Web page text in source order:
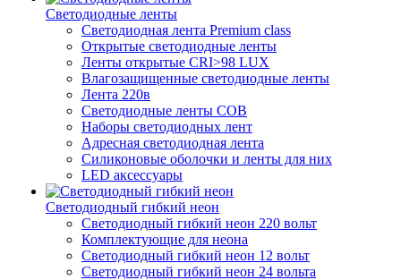
Светодиодные ленты
Светодиодная лента Premium class
Открытые светодиодные ленты
Ленты открытые CRI>98 LUX
Влагозащищенные светодиодные ленты
Лента 220в
Светодиодные ленты COB
Наборы светодиодных лент
Адресная светодиодная лента
Силиконовые оболочки и ленты для них
LED аксессуары
Светодиодный гибкий неон
Светодиодный гибкий неон 220 вольт
Комплектующие для неона
Светодиодный гибкий неон 12 вольт
Светодиодный гибкий неон 24 вольта